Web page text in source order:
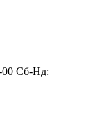
Сб-Нд: